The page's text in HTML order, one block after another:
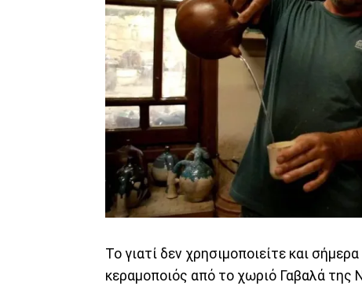
Το γιατί δεν χρησιμοποιείτε και
κεραμοποιός από το χωριό Γαβαλά της